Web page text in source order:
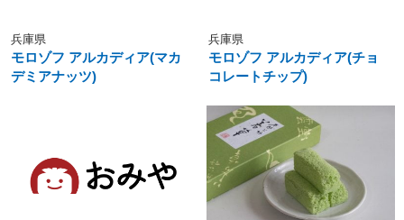
兵庫県
モロゾフ アルカディア(マカ
デミアナッツ)
兵庫県
モロゾフ アルカディア(チョ
コレートチップ)